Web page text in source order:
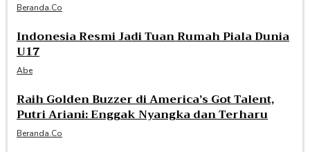
Beranda.co
Indonesia Resmi Jadi Tuan Rumah Piala Dunia
U17
Abe
Raih Golden Buzzer di America’s Got Talent,
Putri Ariani: Enggak Nyangka dan Terharu
Beranda.co